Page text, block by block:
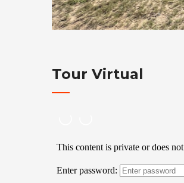
Tour Virtual